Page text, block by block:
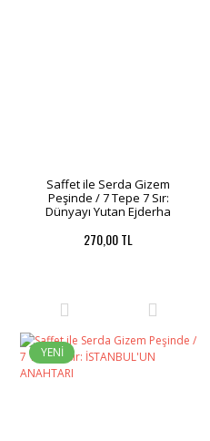
Saffet ile Serda Gizem
Peşinde / 7 Tepe 7 Sır:
Dünyayı Yutan Ejderha
270,00 TL
YENİ